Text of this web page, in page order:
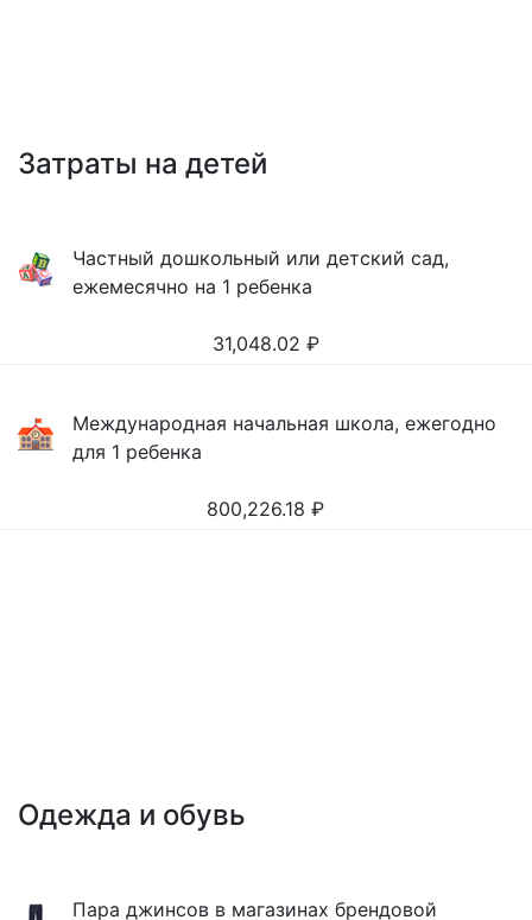
Затраты на детей
Частный дошкольный или детский сад,
ежемесячно на 1 ребенка
31,048.02 ₽
Международная начальная школа, ежегодно
для 1 ребенка
800,226.18 ₽
Одежда и обувь
Пара джинсов в магазинах брендовой